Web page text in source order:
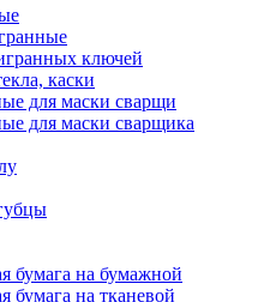
ключей
каски
для маски сварщи
для маски сварщика
бумага на бумажной
бумага на тканевой